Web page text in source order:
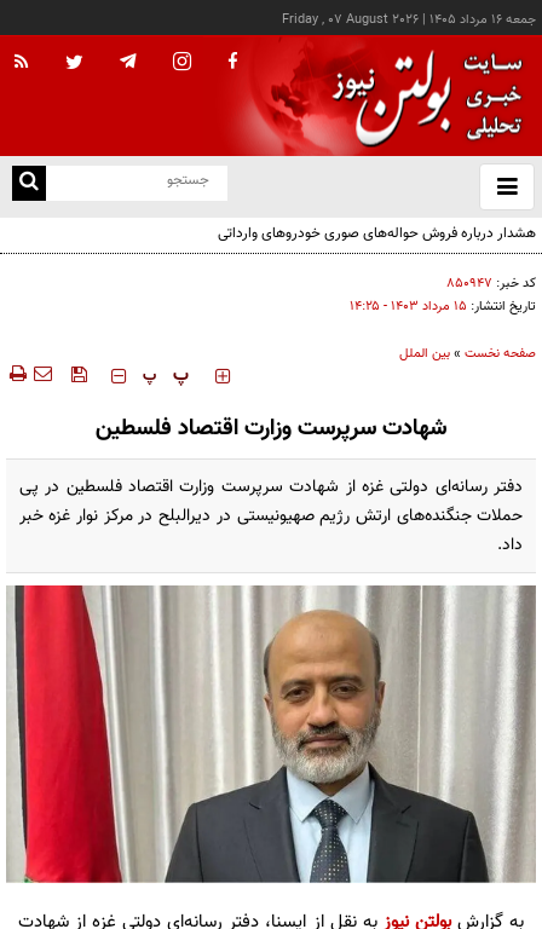
جمعه ۱۶ مرداد ۱۴۰۵ |
Friday , 07 August 2026
باز
و
هشدار درباره فروش حواله‌های صوری خودروهای وارداتی
کد خبر: ۸۵۰۹۴۷
تاریخ انتشار: ۱۵ مرداد ۱۴۰۳ - ۱۴:۲۵
صفحه نخست »بین الملل
‍‍‍ پ پ
شهادت سرپرست وزارت اقتصاد فلسطین
دفتر رسانه‌ای دولتی غزه از شهادت سرپرست وزارت اقتصاد فلسطین در پی
حملات جنگنده‌های ارتش رژیم صهیونیستی در دیرالبلح در مرکز نوار غزه خبر
داد.
به گزارشبولتن نیوز به نقل از ایسنا، دفتر رسانه‌ای دولتی غزه از شهادت